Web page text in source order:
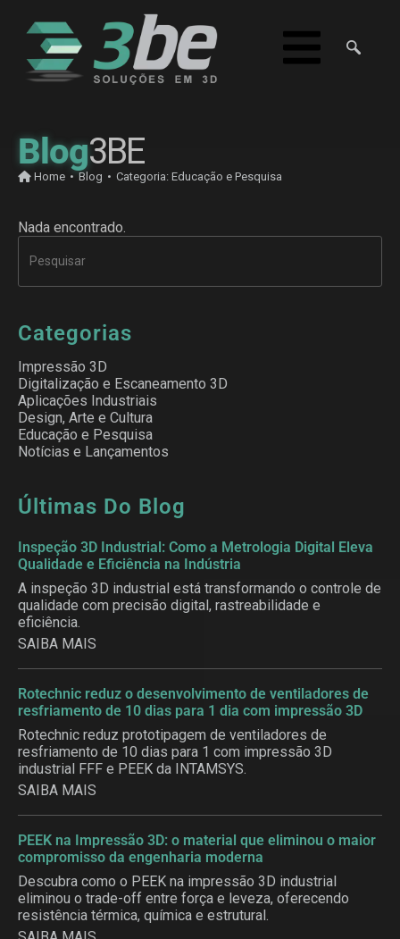
Blog3BE
Home • Blog • Categoria: Educação e Pesquisa
Nada encontrado.
Categorias
Impressão 3D
Digitalização e Escaneamento 3D
Aplicações Industriais
Design, Arte e Cultura
Educação e Pesquisa
Notícias e Lançamentos
Últimas Do Blog
Inspeção 3D Industrial: Como a Metrologia Digital Eleva
Qualidade e Eficiência na Indústria
A inspeção 3D industrial está transformando o controle de
qualidade com precisão digital, rastreabilidade e
eficiência.
SAIBA MAIS
Rotechnic reduz o desenvolvimento de ventiladores de
resfriamento de 10 dias para 1 dia com impressão 3D
Rotechnic reduz prototipagem de ventiladores de
resfriamento de 10 dias para 1 com impressão 3D
industrial FFF e PEEK da INTAMSYS.
SAIBA MAIS
PEEK na Impressão 3D: o material que eliminou o maior
compromisso da engenharia moderna
Descubra como o PEEK na impressão 3D industrial
eliminou o trade-off entre força e leveza, oferecendo
resistência térmica, química e estrutural.